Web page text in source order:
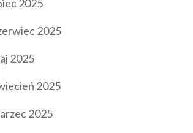
2025
2025
2025
2025
2025